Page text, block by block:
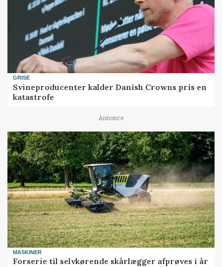
GRISE
Svineproducenter kalder Danish Crowns pris en
katastrofe
Annonce
MASKINER
Forserie til selvkørende skårlægger afprøves i år